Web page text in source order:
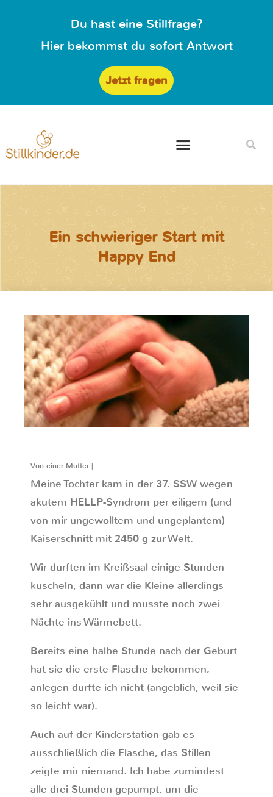
Du hast eine Stillfrage?
Hier bekommst du sofort Antwort
Jetzt fragen
Ein schwieriger Start mit
Happy End
Von einer Mutter |
Meine Tochter kam in der 37. SSW wegen
akutem HELLP-Syndrom per eiligem (und
von mir ungewolltem und ungeplantem)
Kaiserschnitt mit 2450 g zur Welt.
Wir durften im Kreißsaal einige Stunden
kuscheln, dann war die Kleine allerdings
sehr ausgekühlt und musste noch zwei
Nächte ins Wärmebett.
Bereits eine halbe Stunde nach der Geburt
hat sie die erste Flasche bekommen,
anlegen durfte ich nicht (angeblich, weil sie
so leicht war).
Auch auf der Kinderstation gab es
ausschließlich die Flasche, das Stillen
zeigte mir niemand. Ich habe zumindest
alle drei Stunden gepumpt, um die